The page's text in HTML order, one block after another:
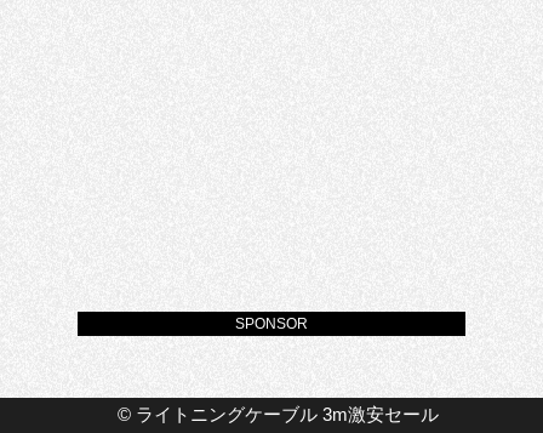
© ライトニングケーブル 3m激安セール
SPONSOR